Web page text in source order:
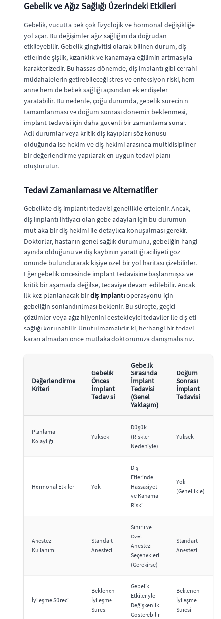
Gebelik ve Ağız Sağlığı Üzerindeki Etkileri
Gebelik, vücutta pek çok fizyolojik ve hormonal değişikliğe
yol açar. Bu değişimler ağız sağlığını da doğrudan
etkileyebilir. Gebelik gingivitisi olarak bilinen durum, diş
etlerinde şişlik, kızarıklık ve kanamaya eğilimin artmasıyla
karakterizedir. Bu hassas dönemde, diş implantı gibi cerrahi
müdahalelerin getirebileceği stres ve enfeksiyon riski, hem
anne hem de bebek sağlığı açısından ek endişeler
yaratabilir. Bu nedenle, çoğu durumda, gebelik sürecinin
tamamlanması ve doğum sonrası dönemin beklenmesi,
implant tedavisi için daha güvenli bir zamanlama sunar.
Acil durumlar veya kritik diş kayıpları söz konusu
olduğunda ise hekim ve diş hekimi arasında multidisipliner
bir değerlendirme yapılarak en uygun tedavi planı
oluşturulur.
Tedavi Zamanlaması ve Alternatifler
Gebelikte diş implantı tedavisi genellikle ertelenir. Ancak,
diş implantı ihtiyacı olan gebe adayları için bu durumun
mutlaka bir diş hekimi ile detaylıca konuşulması gerekir.
Doktorlar, hastanın genel sağlık durumunu, gebeliğin hangi
ayında olduğunu ve diş kaybının yarattığı aciliyeti göz
önünde bulundurarak kişiye özel bir yol haritası çizebilirler.
Eğer gebelik öncesinde implant tedavisine başlanmışsa ve
kritik bir aşamada değilse, tedaviye devam edilebilir. Ancak
ilk kez planlanacak birdiş implantıoperasyonu için
gebeliğin sonlandırılması beklenir. Bu süreçte, geçici
çözümler veya ağız hijyenini destekleyici tedaviler ile diş eti
sağlığı korunabilir. Unutulmamalıdır ki, herhangi bir tedavi
kararı almadan önce mutlaka doktorunuza danışmalısınız.
Değerlendirme
Kriteri
Gebelik
Öncesi
İmplant
Tedavisi
Gebelik
Sırasında
İmplant
Tedavisi
(Genel
Yaklaşım)
Doğum
Sonrası
İmplant
Tedavisi
Planlama
Kolaylığı
Yüksek
Düşük
(Riskler
Nedeniyle)
Yüksek
Hormonal Etkiler Yok
Diş
Etlerinde
Hassasiyet
ve Kanama
Riski
Yok
(Genellikle)
Anestezi
Kullanımı
Standart
Anestezi
Sınırlı ve
Özel
Anestezi
Seçenekleri
(Gerekirse)
Standart
Anestezi
İyileşme Süreci
Beklenen
İyileşme
Süresi
Gebelik
Etkileriyle
Değişkenlik
Gösterebilir
Beklenen
İyileşme
Süresi